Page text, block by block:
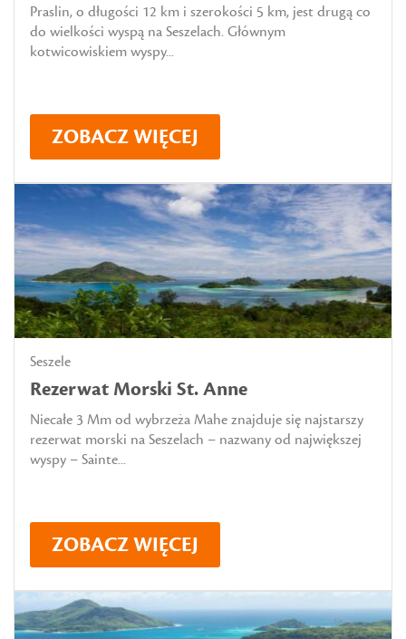
Praslin, o długości 12 km i szerokości 5 km, jest drugą co
do wielkości wyspą na Seszelach. Głównym
kotwicowiskiem wyspy...
ZOBACZ WIĘCEJ
Seszele
Rezerwat Morski St. Anne
Niecałe 3 Mm od wybrzeża Mahe znajduje się najstarszy
rezerwat morski na Seszelach – nazwany od największej
wyspy – Sainte...
ZOBACZ WIĘCEJ